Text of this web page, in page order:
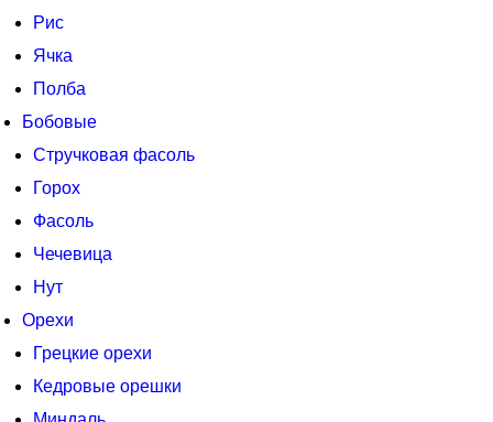
Рис
Ячка
Полба
Бобовые
Стручковая фасоль
Горох
Фасоль
Чечевица
Нут
Орехи
Грецкие орехи
Кедровые орешки